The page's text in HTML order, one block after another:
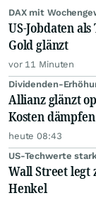
DAX mit
US-Jobdaten
Gold glänzt
vor 11 Minuten
Dividenden-
Allianz glänzt
Kosten
heute 08:43
US-Techwerte
Wall Street legt
Henkel